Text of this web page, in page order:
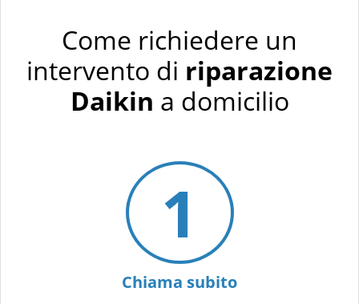
Come richiedere un
intervento di riparazione
Daikin a domicilio
1
Chiama subito